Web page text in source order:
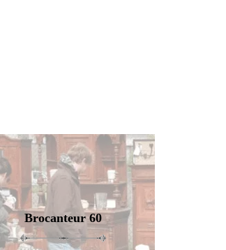
Brocanteur 60